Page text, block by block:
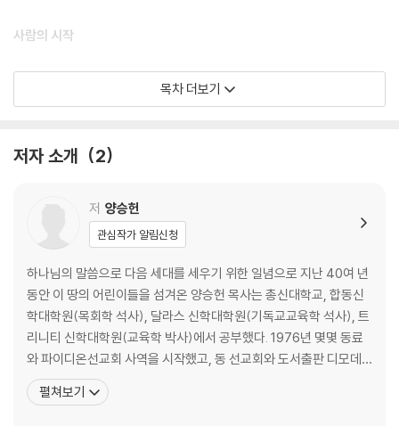
사람의 시작
하나님이 사람을 지으셨어요 · 18
세상에 죄가 들어왔어요 · 20
노아가 큰 배를 만들었어요 · 30
사람들이 바벨탑을 쌓았어요 · 40
구원의 시작
아브라함과 이삭
하나님이 아브라함을 부르셨어요 · 46
아브라함이 믿음으로 살았어요 · 50
이삭이 태어났어요 · 54
목차 더보기
저자 소개 2
저 양승헌
관심작가 알림신청
하나님의 말씀으로 다음 세대를 세우기 위한 일념으로 지난 40여 년
동안 이 땅의 어린이들을 섬겨온 양승헌 목사는 총신대학교, 합동신
학대학원(목회학 석사), 달라스 신학대학원(기독교교육학 석사), 트
리니티 신학대학원(교육학 박사)에서 공부했다. 1976년 몇몇 동료
와 파이디온선교회 사역을 시작했고, 동 선교회와 도서출판 디모데
의 대표를 역임했다. 합동신학대학원 교수를 역임하였고, 현재 GMF
(한국해외선교회) 이사장으로 섬기고 있다. 2001년 전인격적, 전생
펼쳐보기